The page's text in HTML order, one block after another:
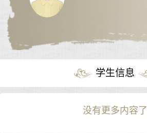
学生信息
没有更多内容了